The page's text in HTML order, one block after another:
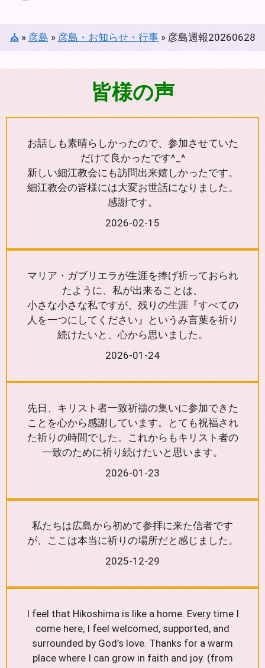
⛪» 彦島 » 彦島・お知らせ・行事» 彦島週報20260628
皆様の声
お話しも素晴らしかったので、参加させていた
だけて良かったです^_^
新しい細江教会にも訪問出来嬉しかったです。
細江教会の皆様には大変お世話になりました。
感謝です。
2026-02-15
マリア・ガブリエラが生涯を捧げ祈っておられ
たように、私が出来ることは、
小さな小さな私ですが、残りの生涯『すべての
人を一つにしてください』というみ言葉を祈り
続けたいと、心から思いました。
2026-01-24
先日、キリスト者一致祈禱の集いに参加できた
ことを心から感謝しています。とても祝福され
た祈りの時間でした。これからもキリスト者の
一致のために祈り続けたいと思います。
2026-01-23
私たちは広島から初めて参拝に来た信者です
が、ここは本当に祈りの場所だと感じました。
2025-12-29
I feel that Hikoshima is like a home. Every time I
come here, I feel welcomed, supported, and
surrounded by God’s love. Thanks for a warm
place where I can grow in faith and joy. (from